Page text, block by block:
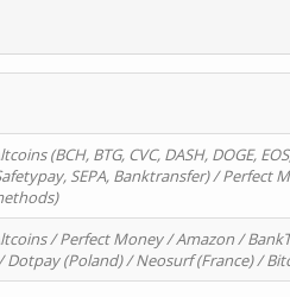
(BCH, BTG, CVC, DASH, DOGE,
SEPA, Banktransfer) / Perfect
/ Perfect Money / Amazon /
Dotpay (Poland) / Neosurf (France) /